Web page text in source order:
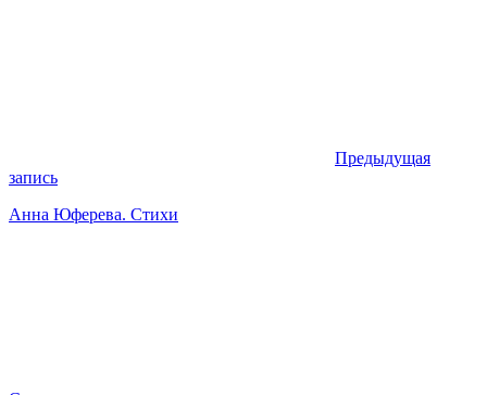
Предыдущая
запись
Анна Юферева. Стихи